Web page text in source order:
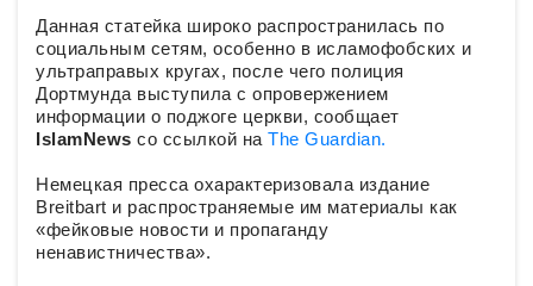
Данная статейка широко распространилась по
социальным сетям, особенно в исламофобских и
ультраправых кругах, после чего полиция
Дортмунда выступила с опровержением
информации о поджоге церкви, сообщает
IslamNews со ссылкой на The Guardian.
Немецкая пресса охарактеризовала издание
Breitbart и распространяемые им материалы как
«фейковые новости и пропаганду
ненавистничества».